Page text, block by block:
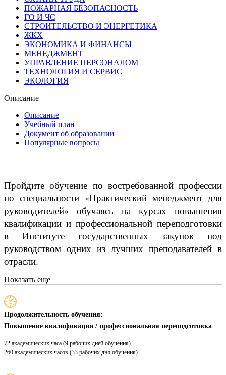
ПОЖАРНАЯ БЕЗОПАСНОСТЬ
ГО И ЧС
СТРОИТЕЛЬСТВО И ЭНЕРГЕТИКА
ЖКХ
ЭКОНОМИКА И ФИНАНСЫ
МЕНЕДЖМЕНТ
УПРАВЛЕНИЕ ПЕРСОНАЛОМ
ТЕХНОЛОГИЯ И СЕРВИС
ЭКОЛОГИЯ
Описание
Описание
Учебный план
Документ об образовании
Популярные вопросы
Пройдите обучение по востребованной профессии
по специальности «Практический менеджмент для
руководителей» обучаясь на курсах повышения
квалификации и профессиональной переподготовки
в Институте государственных закупок под
руководством одних из лучших преподавателей в
отрасли.
Показать еще
Продолжительность обучения:
Повышение квалификации / профессиональная переподготовка
72 академических часа (9 рабочих дней обучения)
260 академических часов (33 рабочих дня обучения)